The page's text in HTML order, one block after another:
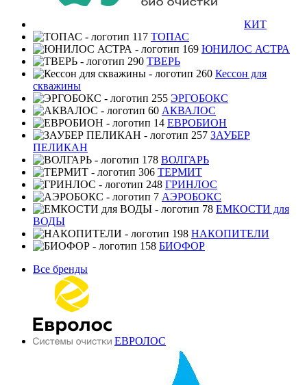
КИТ
ТОПАС
ЮНИЛОС АСТРА
ТВЕРЬ
Кессон для
скважины
ЭРГОБОКС
АКВАЛОС
ЕВРОБИОН
ЗАУБЕР
ПЕЛИКАН
ВОЛГАРЬ
ТЕРМИТ
ГРИНЛОС
АЭРОБОКС
ЕМКОСТИ для
ВОДЫ
НАКОПИТЕЛИ
БИОФОР
Все бренды
ЕВРОЛОС